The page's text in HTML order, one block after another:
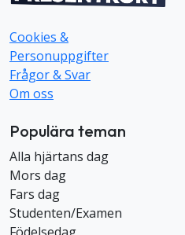
Cookies &
Personuppgifter
Frågor & Svar
Om oss
Populära teman
Alla hjärtans dag
Mors dag
Fars dag
Studenten/Examen